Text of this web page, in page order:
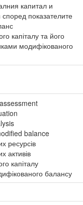
капитал и
показателите
капіталу та його
модифікованого
balance
ресурсів
активів
капіталу
балансу